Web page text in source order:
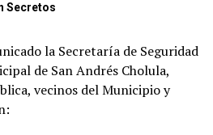
Secretos
la Secretaría de Seguridad
de San Andrés Cholula,
vecinos del Municipio y